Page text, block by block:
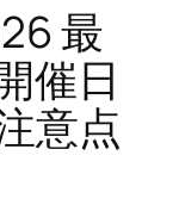
最
催日
意点